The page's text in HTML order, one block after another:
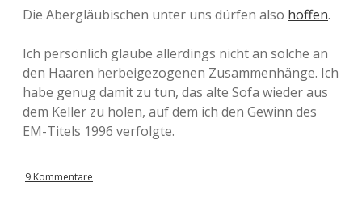
Die Abergläubischen unter uns dürfen also hoffen.
Ich persönlich glaube allerdings nicht an solche an
den Haaren herbeigezogenen Zusammenhänge. Ich
habe genug damit zu tun, das alte Sofa wieder aus
dem Keller zu holen, auf dem ich den Gewinn des
EM-Titels 1996 verfolgte.
9 Kommentare